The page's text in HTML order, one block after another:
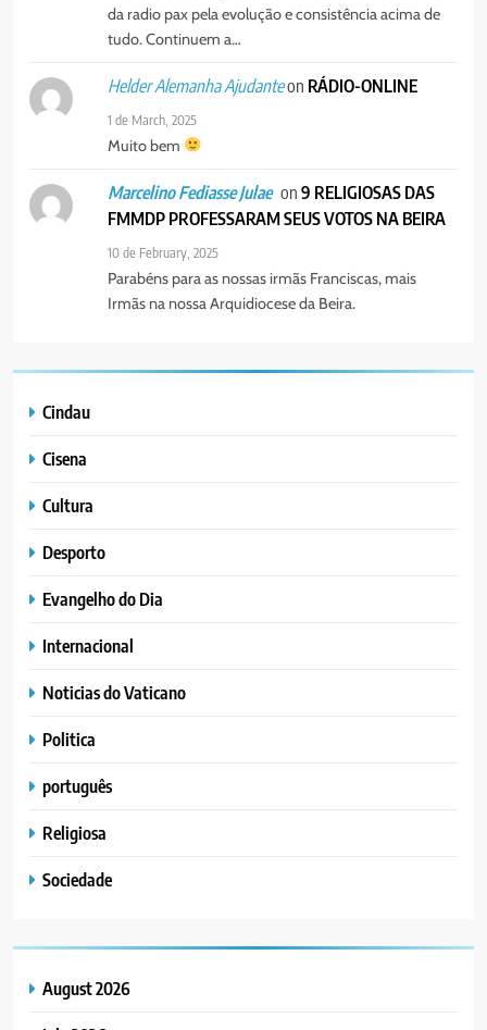
da radio pax pela evolução e consistência acima de
tudo. Continuem a…
Helder Alemanha Ajudanteon RÁDIO-ONLINE
1 de March, 2025
Muito bem
Marcelino Fediasse Julae on9 RELIGIOSAS DAS
FMMDP PROFESSARAM SEUS VOTOS NA BEIRA
10 de February, 2025
Parabéns para as nossas irmãs Franciscas, mais
Irmãs na nossa Arquidiocese da Beira.
Cindau
Cisena
Cultura
Desporto
Evangelho do Dia
Internacional
Noticias do Vaticano
Politica
português
Religiosa
Sociedade
August 2026